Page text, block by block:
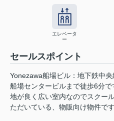
エレベータ
ー
セールスポイント
Yonezawa船場ビル：地下鉄中
船場センタービルまで徒歩6分
地が良く広い室内なのでスクー
ただいている、物販向け物件です